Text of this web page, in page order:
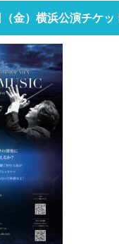
金）横浜公演チケッ